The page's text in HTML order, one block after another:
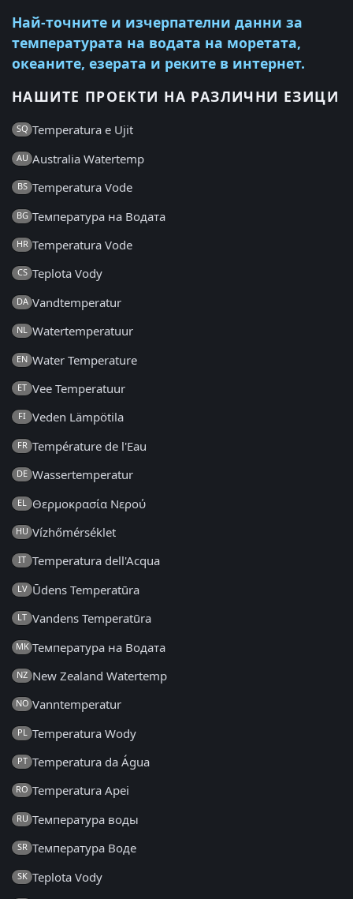
Най-точните и изчерпателни данни за
температурата на водата на моретата,
океаните, езерата и реките в интернет.
НАШИТЕ ПРОЕКТИ НА РАЗЛИЧНИ ЕЗИЦИ
SQ Temperatura e Ujit
AU Australia Watertemp
BS Temperatura Vode
BG Температура на Водата
HR Temperatura Vode
CS Teplota Vody
DA Vandtemperatur
NL Watertemperatuur
EN Water Temperature
ET Vee Temperatuur
FI Veden Lämpötila
FR Température de l'Eau
DE Wassertemperatur
EL Θερμοκρασία Νερού
HU Vízhőmérséklet
IT Temperatura dell'Acqua
LV Ūdens Temperatūra
LT Vandens Temperatūra
MK Температура на Водата
NZ New Zealand Watertemp
NO Vanntemperatur
PL Temperatura Wody
PT Temperatura da Água
RO Temperatura Apei
RU Температура воды
SR Температура Воде
SK Teplota Vody